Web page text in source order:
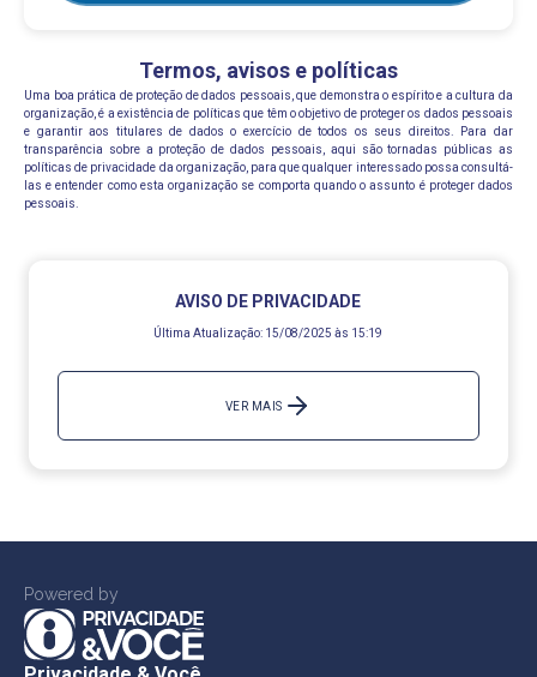
Termos, avisos e políticas
Uma boa prática de proteção de dados pessoais, que demonstra o espírito e a cultura da
organização, é a existência de políticas que têm o objetivo de proteger os dados pessoais
e garantir aos titulares de dados o exercício de todos os seus direitos. Para dar
transparência sobre a proteção de dados pessoais, aqui são tornadas públicas as
políticas de privacidade da organização, para que qualquer interessado possa consultá-
las e entender como esta organização se comporta quando o assunto é proteger dados
pessoais.
AVISO DE PRIVACIDADE
Última Atualização: 15/08/2025 às 15:19
VER MAIS
Powered by